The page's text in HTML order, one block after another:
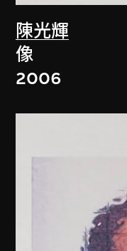
陳光輝
像
2006